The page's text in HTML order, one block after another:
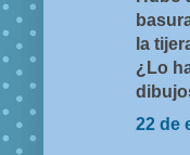
la
¿Lo
22 de